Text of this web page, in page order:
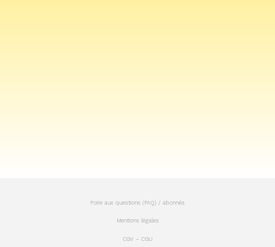
Foire aux questions (FAQ) / abonnés
Mentions légales
CGV – CGU